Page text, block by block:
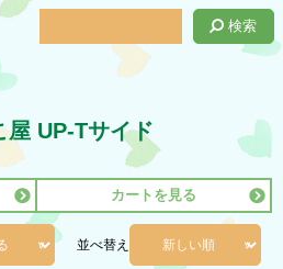
検索
屋 UP-Tサイド
カートを見る
並べ替え